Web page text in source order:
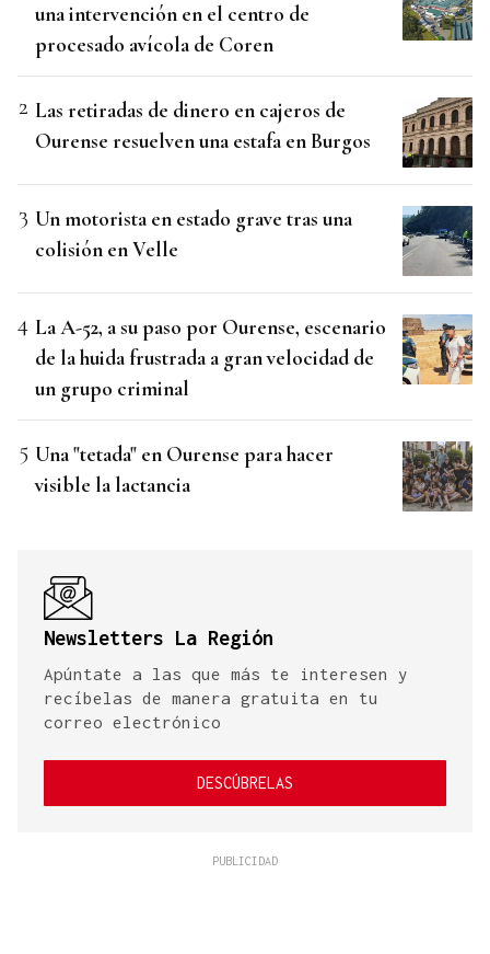
una intervención en el centro de
procesado avícola de Coren
Las retiradas de dinero en cajeros de
Ourense resuelven una estafa en Burgos
Un motorista en estado grave tras una
colisión en Velle
La A-52, a su paso por Ourense, escenario
de la huida frustrada a gran velocidad de
un grupo criminal
Una "tetada" en Ourense para hacer
visible la lactancia
Newsletters La Región
Apúntate a las que más te interesen y
recíbelas de manera gratuita en tu
correo electrónico
DESCÚBRELAS